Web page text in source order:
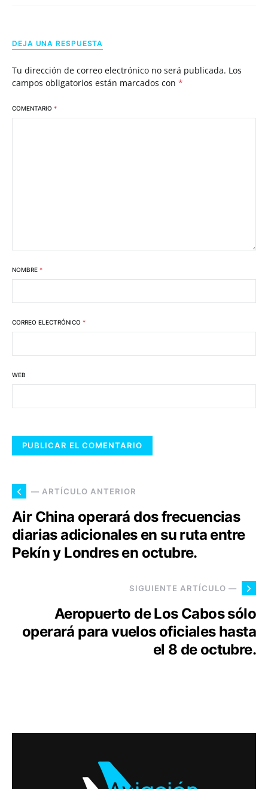
DEJA UNA RESPUESTA
Tu dirección de correo electrónico no será publicada. Los
campos obligatorios están marcados con *
COMENTARIO *
NOMBRE *
CORREO ELECTRÓNICO *
WEB
— ARTÍCULO ANTERIOR
Air China operará dos frecuencias
diarias adicionales en su ruta entre
Pekín y Londres en octubre.
SIGUIENTE ARTÍCULO —
Aeropuerto de Los Cabos sólo
operará para vuelos oficiales hasta
el 8 de octubre.